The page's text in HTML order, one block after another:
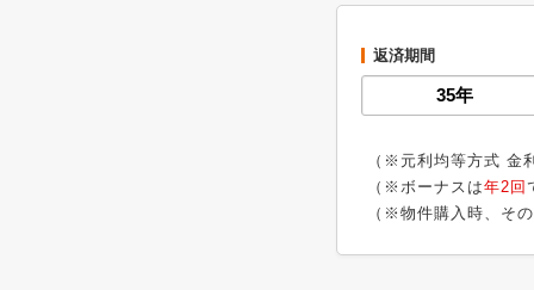
返済期間
（※元利均等方式 金
（※ボーナスは年2回
（※物件購入時、そ